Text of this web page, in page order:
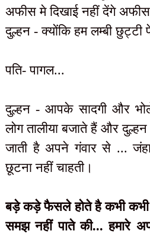
अफीस मे दिखाई नहीं देंगे
दुल्हन - क्योंकि हम लम्बी
पति- पागल...
दुल्हन - आपके सादगी और
लोग तालीया बजाते हैं और
जाती है अपने गंवार से ...
छूटना नहीं चाहती।
बड़े कड़े फैसले होते है कभी कभी
समझ नहीं पाते की... हमारे